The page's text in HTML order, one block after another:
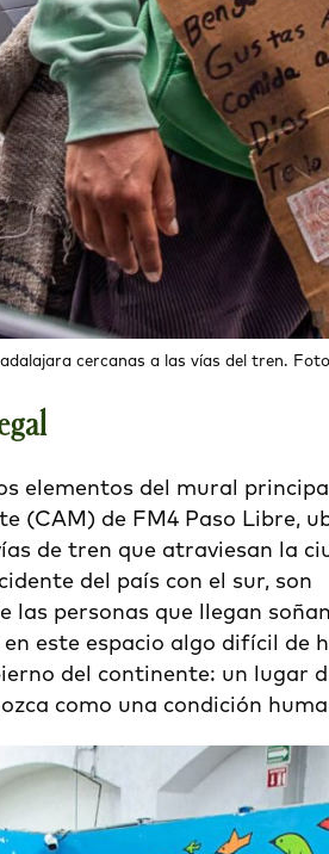
cercanas a las vías del tren.
elementos del mural
(CAM) de FM4 Paso Libre,
de tren que atraviesan la
del país con el sur, son
las personas que llegan
este espacio algo difícil de
del continente: un lugar
como una condición